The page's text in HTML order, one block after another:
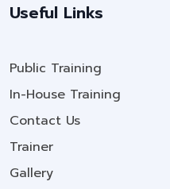
Useful Links
Public Training
In-House Training
Contact Us
Trainer
Gallery